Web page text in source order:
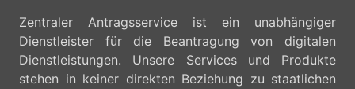
Zentraler Antragsservice ist ein unabhängiger
Dienstleister für die Beantragung von digitalen
Dienstleistungen. Unsere Services und Produkte
stehen in keiner direkten Beziehung zu staatlichen